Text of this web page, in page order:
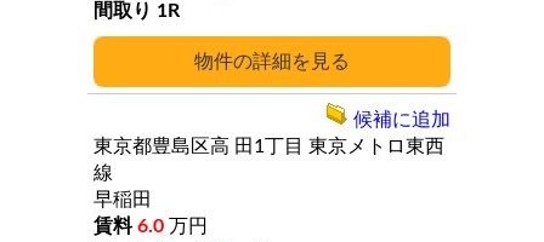
詳細
1R
東京都豊島区高 田1丁目 東京メトロ東西
線
早稲田
6.0 万円
候補に追加